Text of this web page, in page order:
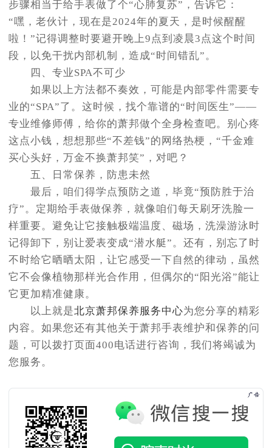
步骤相当于给手表做了个“心肺复苏”，告诉它：
“嘿，老伙计，现在是2024年的夏天，是时候醒醒
啦！”记得调整时要避开晚上9点到凌晨3点这个时间
段，以免干扰内部机制，造成“时间错乱”。
四、专业SPA不可少
如果以上方法都不奏效，可能是内部零件需要专
业的“SPA”了。这时候，找个靠谱的“时间医生”——
专业维修师傅，给你的萧邦做个全身检查吧。别心疼
这点小钱，想想那些“不差钱”的网络热梗，“千金难
买心头好，万金不换萧邦笑”，对吧？
五、日常保养，防患未然
最后，咱们得学点预防之道，毕竟“预防胜于治
疗”。定期给手表做保养，就像咱们每天刷牙洗脸一
样重要。避免让它接触极端温度、磁场，洗澡游泳时
记得卸下，别让爱表变成“潜水艇”。还有，别忘了时
不时给它晒晒太阳，让它感受一下自然的律动，虽然
它不会像植物那样光合作用，但偶尔的“阳光浴”能让
它更加精准健康。
以上就是北京萧邦保养服务中心为您分享的精彩
内容。如果您还有其他关于萧邦手表维护和保养的问
题，可以拨打页面400电话进行咨询，我们将竭诚为
您服务。